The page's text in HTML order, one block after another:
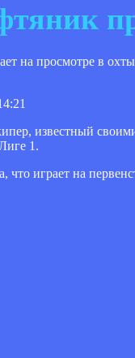
на просмотре в
известный
1.
играет на